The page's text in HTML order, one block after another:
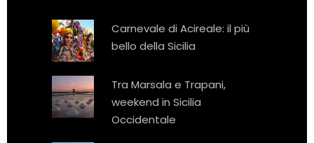
Carnevale di Acireale: il più
bello della Sicilia
Tra Marsala e Trapani,
weekend in Sicilia
Occidentale